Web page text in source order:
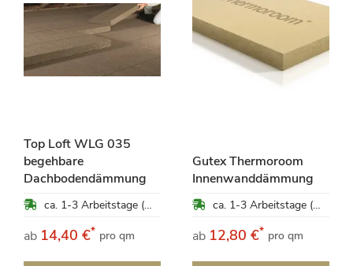
Top Loft WLG 035
begehbare
Dachbodendämmung
ca. 1-3 Arbeitstage (Mo-Fr)
ab 14,40 €* pro qm
Gutex Thermoroom
Innenwanddämmung
ca. 1-3 Arbeitstage (Mo-Fr)
ab 12,80 €* pro qm